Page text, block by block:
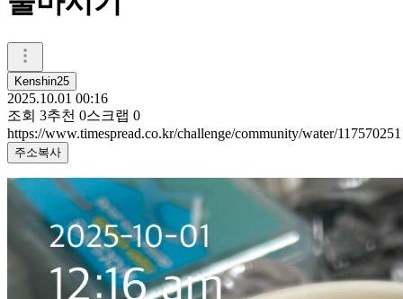
Kenshin25
2025.10.01 00:16
조회 3추천 0스크랩 0
https://www.timespread.co.kr/challenge/community/water/117570251
주소복사